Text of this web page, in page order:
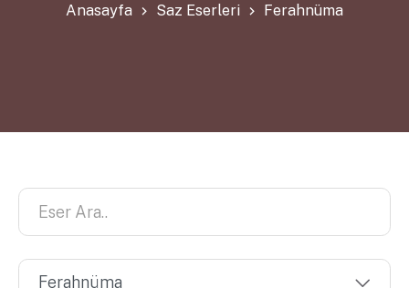
Anasayfa Saz Eserleri Ferahnüma